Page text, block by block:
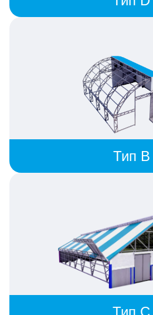
Тип B
Тип C